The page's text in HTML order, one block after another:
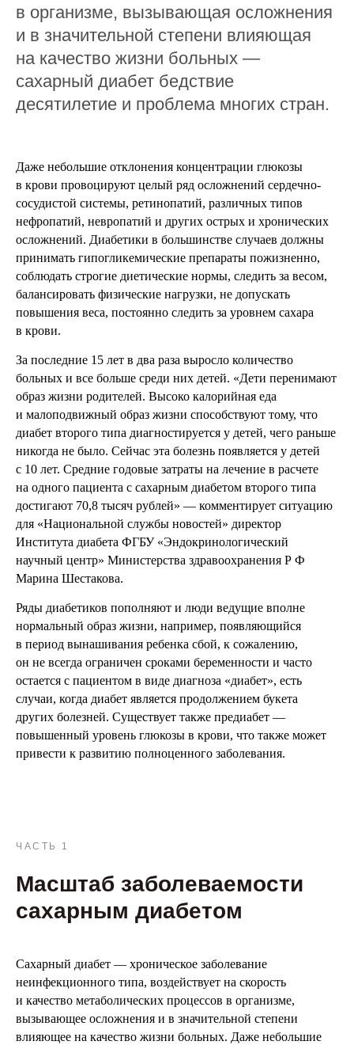
в организме, вызывающая осложнения
и в значительной степени влияющая
на качество жизни больных —
сахарный диабет бедствие
десятилетие и проблема многих стран.
Даже небольшие отклонения концентрации глюкозы
в крови провоцируют целый ряд осложнений сердечно-
сосудистой системы, ретинопатий, различных типов
нефропатий, невропатий и других острых и хронических
осложнений. Диабетики в большинстве случаев должны
принимать гипогликемические препараты пожизненно,
соблюдать строгие диетические нормы, следить за весом,
балансировать физические нагрузки, не допускать
повышения веса, постоянно следить за уровнем сахара
в крови.
За последние 15 лет в два раза выросло количество
больных и все больше среди них детей. «Дети перенимают
образ жизни родителей. Высоко калорийная еда
и малоподвижный образ жизни способствуют тому, что
диабет второго типа диагностируется у детей, чего раньше
никогда не было. Сейчас эта болезнь появляется у детей
с 10 лет. Средние годовые затраты на лечение в расчете
на одного пациента с сахарным диабетом второго типа
достигают 70,8 тысяч рублей» — комментирует ситуацию
для «Национальной службы новостей» директор
Института диабета ФГБУ «Эндокринологический
научный центр» Министерства здравоохранения Р Ф
Марина Шестакова.
Ряды диабетиков пополняют и люди ведущие вполне
нормальный образ жизни, например, появляющийся
в период вынашивания ребенка сбой, к сожалению,
он не всегда ограничен сроками беременности и часто
остается с пациентом в виде диагноза «диабет», есть
случаи, когда диабет является продолжением букета
других болезней. Существует также предиабет —
повышенный уровень глюкозы в крови, что также может
привести к развитию полноценного заболевания.
ЧАСТЬ 1
Масштаб заболеваемости
сахарным диабетом
Сахарный диабет — хроническое заболевание
неинфекционного типа, воздействует на скорость
и качество метаболических процессов в организме,
вызывающее осложнения и в значительной степени
влияющее на качество жизни больных. Даже небольшие